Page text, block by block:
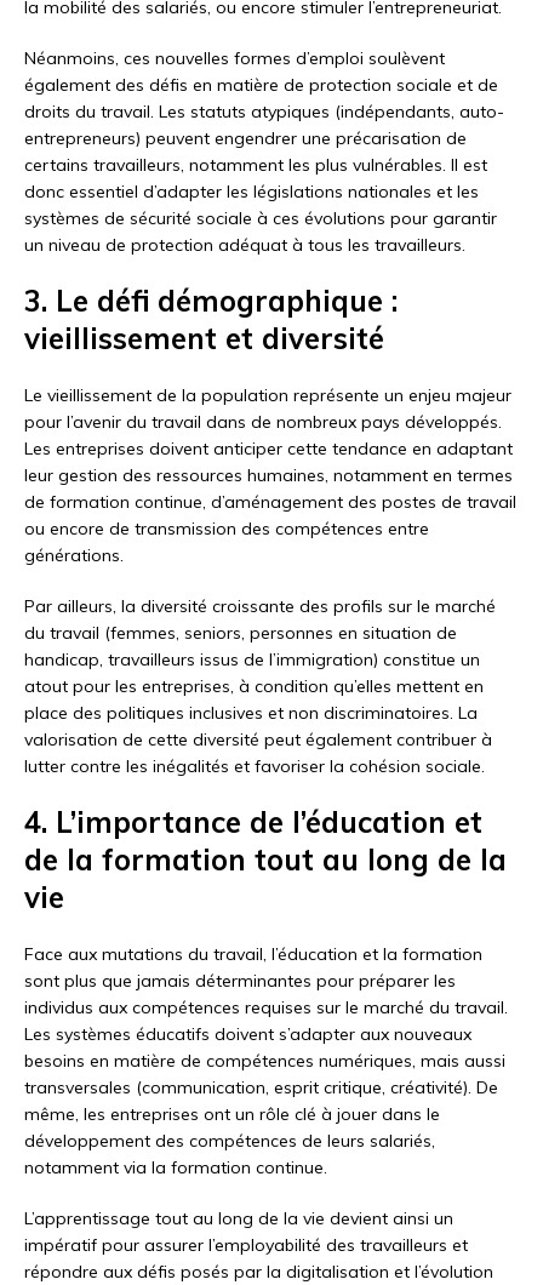
la mobilité des salariés, ou encore stimuler l’entrepreneuriat.
Néanmoins, ces nouvelles formes d’emploi soulèvent
également des défis en matière de protection sociale et de
droits du travail. Les statuts atypiques (indépendants, auto-
entrepreneurs) peuvent engendrer une précarisation de
certains travailleurs, notamment les plus vulnérables. Il est
donc essentiel d’adapter les législations nationales et les
systèmes de sécurité sociale à ces évolutions pour garantir
un niveau de protection adéquat à tous les travailleurs.
3. Le défi démographique :
vieillissement et diversité
Le vieillissement de la population représente un enjeu majeur
pour l’avenir du travail dans de nombreux pays développés.
Les entreprises doivent anticiper cette tendance en adaptant
leur gestion des ressources humaines, notamment en termes
de formation continue, d’aménagement des postes de travail
ou encore de transmission des compétences entre
générations.
Par ailleurs, la diversité croissante des profils sur le marché
du travail (femmes, seniors, personnes en situation de
handicap, travailleurs issus de l’immigration) constitue un
atout pour les entreprises, à condition qu’elles mettent en
place des politiques inclusives et non discriminatoires. La
valorisation de cette diversité peut également contribuer à
lutter contre les inégalités et favoriser la cohésion sociale.
4. L’importance de l’éducation et
de la formation tout au long de la
vie
Face aux mutations du travail, l’éducation et la formation
sont plus que jamais déterminantes pour préparer les
individus aux compétences requises sur le marché du travail.
Les systèmes éducatifs doivent s’adapter aux nouveaux
besoins en matière de compétences numériques, mais aussi
transversales (communication, esprit critique, créativité). De
même, les entreprises ont un rôle clé à jouer dans le
développement des compétences de leurs salariés,
notamment via la formation continue.
L’apprentissage tout au long de la vie devient ainsi un
impératif pour assurer l’employabilité des travailleurs et
répondre aux défis posés par la digitalisation et l’évolution